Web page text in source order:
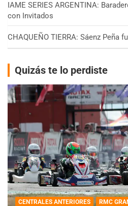
IAME SERIES ARGENTINA:
con Invitados
CHAQUEÑO TIERRA: Sáenz Peña
Quizás te lo perdiste
CENTRALES ANTERIORES RMC